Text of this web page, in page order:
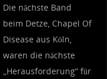
Die nächste Band
beim Detze, Chapel Of
Disease aus Köln,
waren die nächste
„Herausforderung“ für